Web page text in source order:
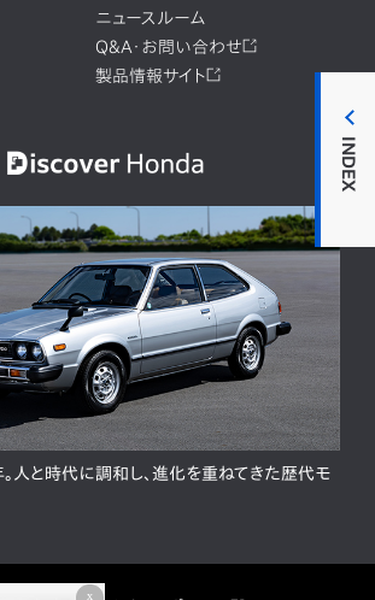
INDEX
x
ニュースルーム
Q&A・お問い合わせ
製品情報サイト
人と時代に調和し、進化を重ねてきた歴代モ